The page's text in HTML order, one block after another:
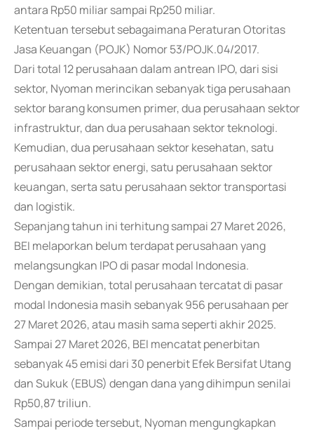
antara Rp50 miliar sampai Rp250 miliar.
Ketentuan tersebut sebagaimana Peraturan Otoritas
Jasa Keuangan (POJK) Nomor 53/POJK.04/2017.
Dari total 12 perusahaan dalam antrean IPO, dari sisi
sektor, Nyoman merincikan sebanyak tiga perusahaan
sektor barang konsumen primer, dua perusahaan sektor
infrastruktur, dan dua perusahaan sektor teknologi.
Kemudian, dua perusahaan sektor kesehatan, satu
perusahaan sektor energi, satu perusahaan sektor
keuangan, serta satu perusahaan sektor transportasi
dan logistik.
Sepanjang tahun ini terhitung sampai 27 Maret 2026,
BEI melaporkan belum terdapat perusahaan yang
melangsungkan IPO di pasar modal Indonesia.
Dengan demikian, total perusahaan tercatat di pasar
modal Indonesia masih sebanyak 956 perusahaan per
27 Maret 2026, atau masih sama seperti akhir 2025.
Sampai 27 Maret 2026, BEI mencatat penerbitan
sebanyak 45 emisi dari 30 penerbit Efek Bersifat Utang
dan Sukuk (EBUS) dengan dana yang dihimpun senilai
Rp50,87 triliun.
Sampai periode tersebut, Nyoman mengungkapkan